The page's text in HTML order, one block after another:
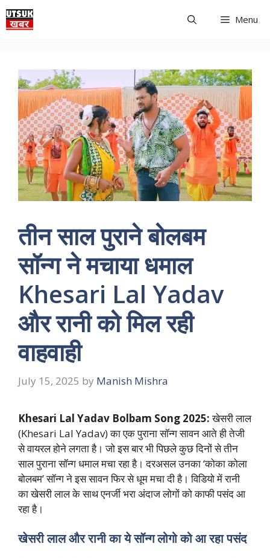
Skip
to
Menu
तीन साल पुराने बोलबम
सॉन्ग ने मचाया धमाल
Khesari Lal Yadav
और रानी को मिल रही
वाहवाही
July 15, 2025 by Manish Mishra
Khesari Lal Yadav Bolbam Song 2025:खेसरी लाल
(Khesari Lal Yadav) का एक पुराना सॉन्ग सावन आते ही तेजी
से वायरल होने लगता है। जो इस बार भी पिछले कुछ दिनों से तीन
साल पुराना सॉन्ग धमाल मचा रहा है। दरअसल उनका ‘कोका कोला
बोलबम’ सॉन्ग ने इस सावन फिर से धूम मचा दी है। विडियो में रानी
का खेसरी लाल के साथ एनर्जी भरा अंदाज लोगों को काफी पसंद आ
रहा है।
खेसरी लाल और रानी का ये सॉन्ग लोगो को आ रहा पसंद